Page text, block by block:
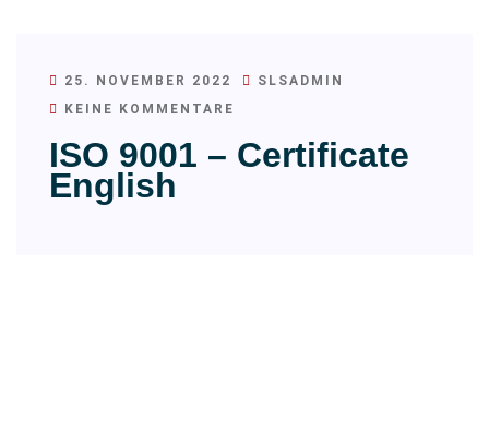
25. NOVEMBER 2022
SLSADMIN
KEINE KOMMENTARE
ISO 9001 – Certificate
English